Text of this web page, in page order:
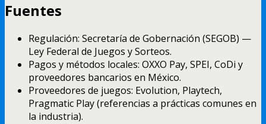
Fuentes
Regulación: Secretaría de Gobernación (SEGOB) —
Ley Federal de Juegos y Sorteos.
Pagos y métodos locales: OXXO Pay, SPEI, CoDi y
proveedores bancarios en México.
Proveedores de juegos: Evolution, Playtech,
Pragmatic Play (referencias a prácticas comunes en
la industria).